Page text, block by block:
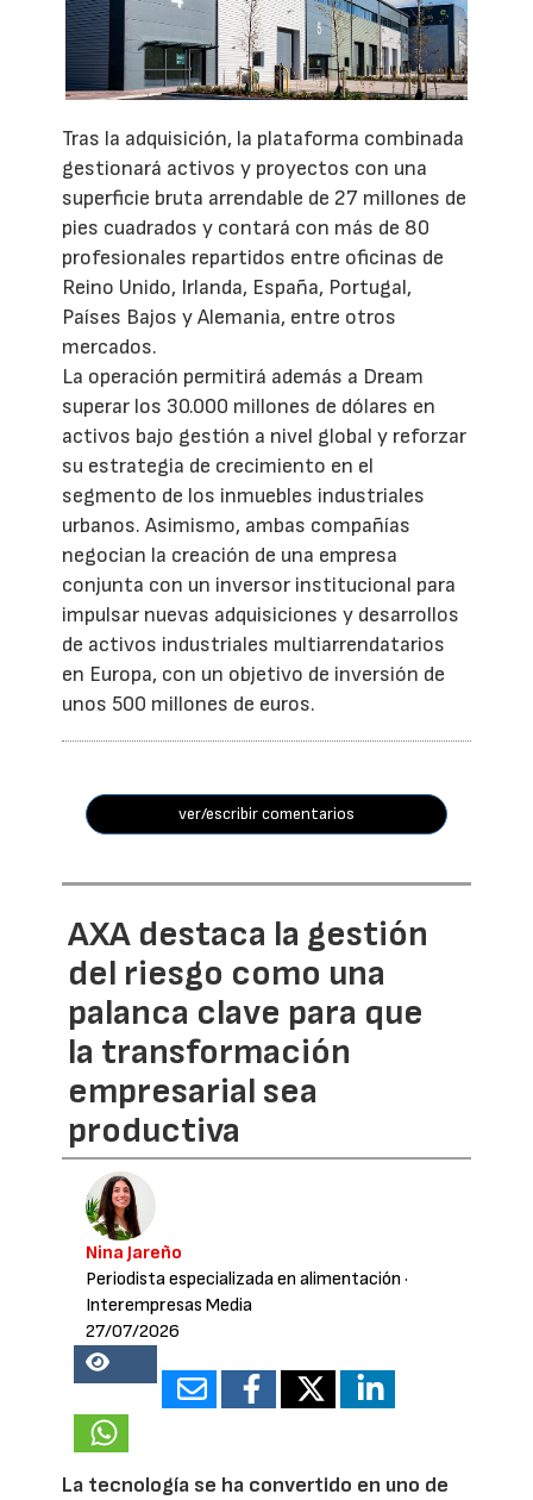
Tras la adquisición, la plataforma combinada
gestionará activos y proyectos con una
superficie bruta arrendable de 27 millones de
pies cuadrados y contará con más de 80
profesionales repartidos entre oficinas de
Reino Unido, Irlanda, España, Portugal,
Países Bajos y Alemania, entre otros
mercados.
La operación permitirá además a Dream
superar los 30.000 millones de dólares en
activos bajo gestión a nivel global y reforzar
su estrategia de crecimiento en el
segmento de los inmuebles industriales
urbanos. Asimismo, ambas compañías
negocian la creación de una empresa
conjunta con un inversor institucional para
impulsar nuevas adquisiciones y desarrollos
de activos industriales multiarrendatarios
en Europa, con un objetivo de inversión de
unos 500 millones de euros.
ver/escribir comentarios
AXA destaca la gestión
del riesgo como una
palanca clave para que
la transformación
empresarial sea
productiva
Nina Jareño
Periodista especializada en alimentación ·
Interempresas Media
27/07/2026
14658
La tecnología se ha convertido en uno de